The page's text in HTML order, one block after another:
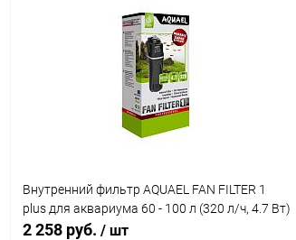
Внутренний фильтр AQUAEL FAN FILTER 1
plus для аквариума 60 - 100 л (320 л/ч, 4.7 Вт)
2 258 руб. / шт